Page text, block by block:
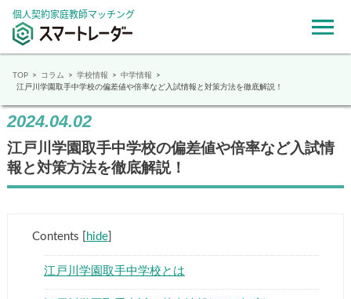
個人契約家庭教師マッチング
TOP コラム 学校情報
中学情報
江戸川学園取手中学校の偏差値や倍率など入試情報と対策方法を徹底解説！
2024.04.02
江戸川学園取手中学校の偏差値や倍率など入試情
報と対策方法を徹底解説！
Contents hide]
江戸川学園取手中学校とは